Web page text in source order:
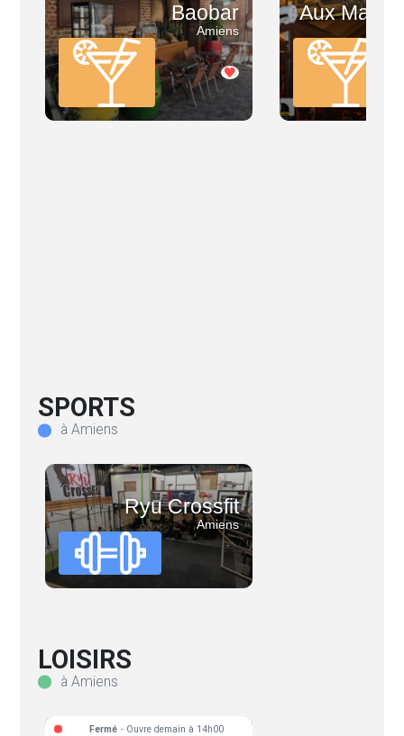
Baobar
Amiens
Aux
SPORTS
à Amiens
Ryu Crossfit
Amiens
LOISIRS
à Amiens
Fermé - Ouvre demain à 14h00